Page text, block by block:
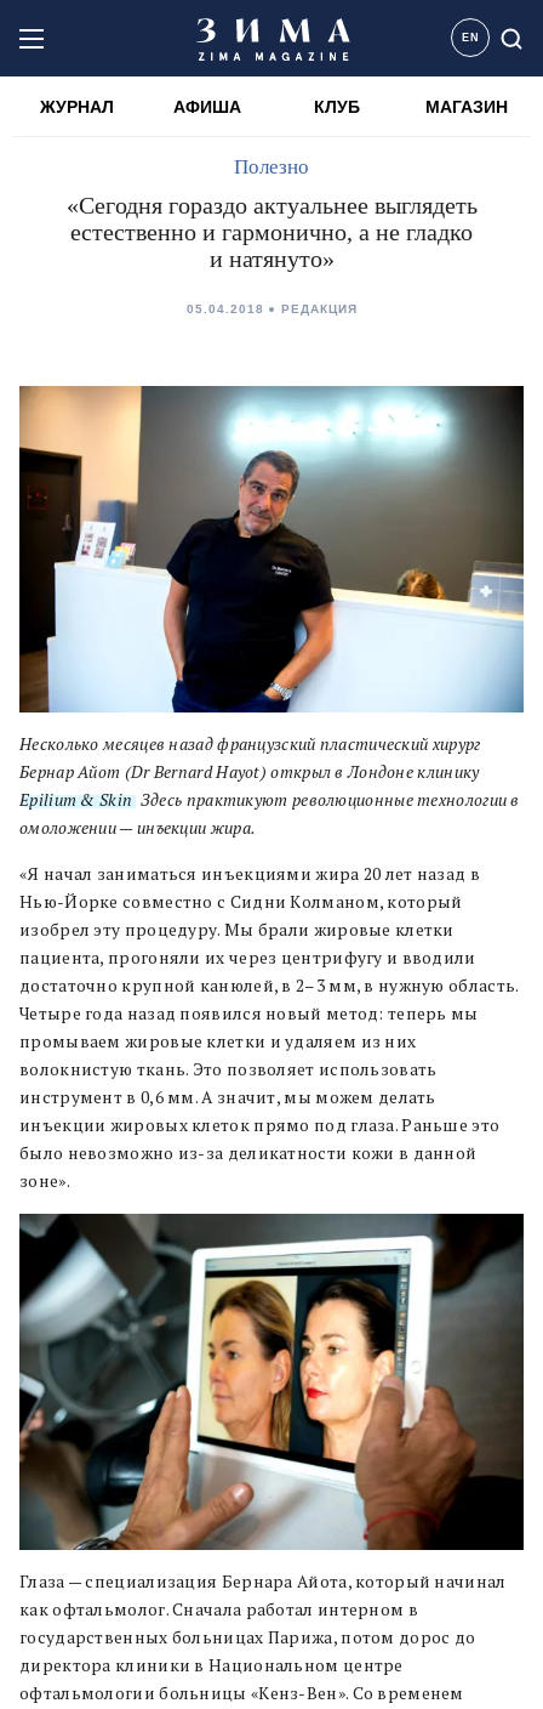
EN
ЖУРНАЛ АФИША КЛУБ МАГАЗИН
Полезно
«Сегодня гораздо актуальнее выглядеть
естественно и гармонично, а не гладко
и натянуто»
05.04.2018 РЕДАКЦИЯ
Несколько месяцев назад французский пластический хирург
Бернар Айот (Dr Bernard Hayot) открыл в Лондоне клинику
Epilium & Skin. Здесь практикуют революционные технологии в
омоложении — инъекции жира.
«Я начал заниматься инъекциями жира 20 лет назад в
Нью-Йорке совместно с Сидни Колманом, который
изобрел эту процедуру. Мы брали жировые клетки
пациента, прогоняли их через центрифугу и вводили
достаточно крупной канюлей, в 2–3 мм, в нужную область.
Четыре года назад появился новый метод: теперь мы
промываем жировые клетки и удаляем из них
волокнистую ткань. Это позволяет использовать
инструмент в 0,6 мм. А значит, мы можем делать
инъекции жировых клеток прямо под глаза. Раньше это
было невозможно из-за деликатности кожи в данной
зоне».
Глаза — специализация Бернара Айота, который начинал
как офтальмолог. Сначала работал интерном в
государственных больницах Парижа, потом дорос до
директора клиники в Национальном центре
офтальмологии больницы «Кенз-Вен». Со временем